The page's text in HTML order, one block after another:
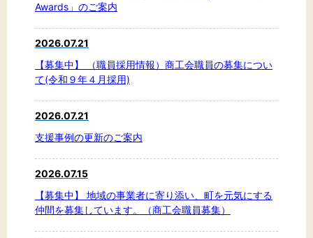
Awards」のご案内
2026.07.21
【募集中】 （職員採用情報）商工会職員の募集につい
て(令和９年４月採用)
2026.07.21
支援事例の更新のご案内
2026.07.15
【募集中】 地域の事業者に寄り添い、町を元気にする
仲間を募集しています。（商工会職員募集）